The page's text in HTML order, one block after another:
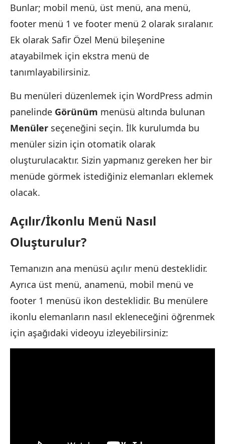
Bunlar; mobil menü, üst menü, ana menü,
footer menü 1 ve footer menü 2 olarak sıralanır.
Ek olarak Safir Özel Menü bileşenine
atayabilmek için ekstra menü de
tanımlayabilirsiniz.
Bu menüleri düzenlemek için WordPress admin
panelinde Görünüm menüsü altında bulunan
Menüler seçeneğini seçin. İlk kurulumda bu
menüler sizin için otomatik olarak
oluşturulacaktır. Sizin yapmanız gereken her bir
menüde görmek istediğiniz elemanları eklemek
olacak.
Açılır/İkonlu Menü Nasıl
Oluşturulur?
Temanızın ana menüsü açılır menü desteklidir.
Ayrıca üst menü, anamenü, mobil menü ve
footer 1 menüsü ikon desteklidir. Bu menülere
ikonlu elemanların nasıl ekleneceğini öğrenmek
için aşağıdaki videoyu izleyebilirsiniz: